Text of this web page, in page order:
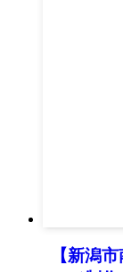
【新潟